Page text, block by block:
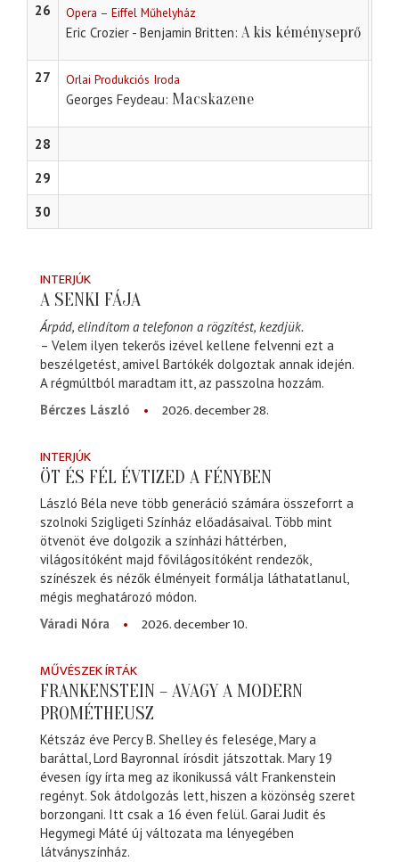
26 Opera – Eiffel Műhelyház
Eric Crozier - Benjamin Britten A kis kéményseprő
27 Orlai Produkciós Iroda
Georges Feydeau Macskazene
28
29
30
INTERJÚK
A SENKI FÁJA
Árpád, elindítom a telefonon a rögzítést, kezdjük.
– Velem ilyen tekerős izével kellene felvenni ezt a
beszélgetést, amivel Bartókék dolgoztak annak idején.
A régmúltból maradtam itt, az passzolna hozzám.
Bérczes László
2026. december 28.
INTERJÚK
ÖT ÉS FÉL ÉVTIZED A FÉNYBEN
László Béla neve több generáció számára összeforrt a
szolnoki Szigligeti Színház előadásaival. Több mint
ötvenöt éve dolgozik a színházi háttérben,
világosítóként majd fővilágosítóként rendezők,
színészek és nézők élményeit formálja láthatatlanul,
mégis meghatározó módon.
Váradi Nóra
2026. december 10.
MŰVÉSZEK ÍRTÁK
FRANKENSTEIN – AVAGY A MODERN
PROMÉTHEUSZ
Kétszáz éve Percy B. Shelley és felesége, Mary a
baráttal, Lord Bayronnal írósdit játszottak. Mary 19
évesen így írta meg az ikonikussá vált Frankenstein
regényt. Sok átdolgozás lett, hiszen a közönség szeret
borzongani. Itt csak a 16 éven felül. Garai Judit és
Hegymegi Máté új változata ma lényegében
látványszínház.